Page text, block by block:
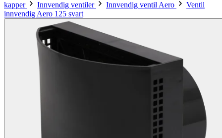
kapper
Innvendig ventiler Innvendig ventil Aero
Ventil
innvendig Aero 125 svart